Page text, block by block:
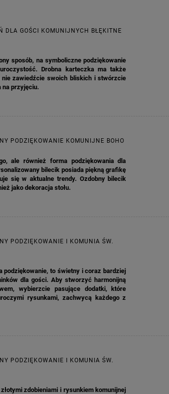
DLA GOŚCI KOMUNIJNYCH BŁĘKITNE
sposób, na symboliczne podziękowanie
Drobna karteczka ma także
zawiedźcie swoich bliskich i stwórzcie
na przyjęciu.
PODZIĘKOWANIE KOMUNIJNE BOHO
ale również forma podziękowania dla
bilecik posiada piękną grafikę
się w aktualne trendy. Ozdobny bilecik
jako dekoracja stołu.
PODZIĘKOWANIE I KOMUNIA ŚW.
podziękowanie, to świetny i coraz bardziej
dla gości. Aby stworzyć harmonijną
wybierzcie pasujące dodatki, które
rysunkami, zachwycą każdego z
PODZIĘKOWANIE I KOMUNIA ŚW.
zdobieniami i rysunkiem komunijnej